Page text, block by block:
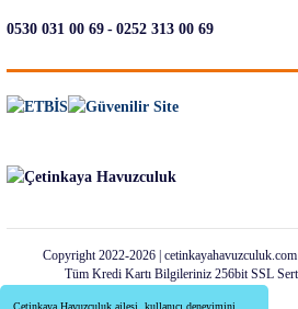
Çetinkaya Havuzculuk ailesi, kullanıcı deneyimini
0530 031 00 69-0252 313 00 69
Copyright 2022-2026 | cetinkayahavuzculuk.com |
Tüm Kredi Kartı Bilgileriniz 256bit SSL